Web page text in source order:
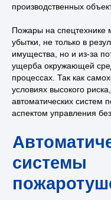
производственных
Пожары на спецтехнике
убытки, не только в
имущества, но и из-за
ущерба окружающей
процессах. Так как
условиях высокого
автоматических систем
аспектом управления
Автоматические
системы
пожаротушения
самоходных
звонок по России бесплатный
hello@pozhtehprom.com
Мы в соцсетях
© 2025 ООО «Пожтехпром»
Политика в отношении обработки